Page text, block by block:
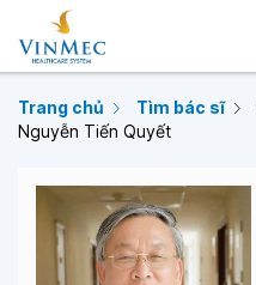
Trang chủ Tìm bác sĩ
Nguyễn Tiến Quyết